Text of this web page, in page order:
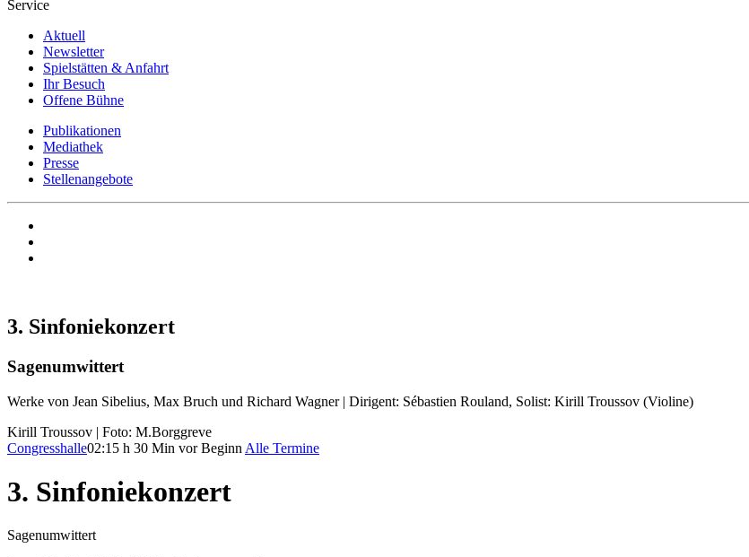
Service
Aktuell
Newsletter
Spielstätten & Anfahrt
Ihr Besuch
Offene Bühne
Publikationen
Mediathek
Presse
Stellenangebote
3. Sinfoniekonzert
Sagenumwittert
Werke von Jean Sibelius, Max Bruch und Richard Wagner | Dirigent: Sébastien Rouland, Solist: Kirill Troussov (Violine)
Kirill Troussov | Foto: M.Borggreve
Congresshalle02:15 h 30 Min vor Beginn Alle Termine
3. Sinfoniekonzert
Sagenumwittert